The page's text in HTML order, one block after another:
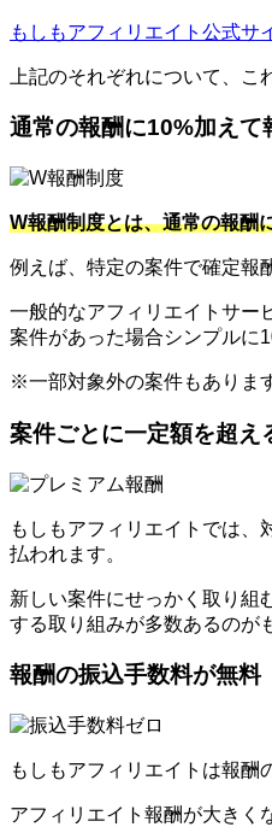
もしもアフィリエイト公式サ
上記のそれぞれについて、こ
通常の報酬に10%加えて
W報酬制度とは、通常の報酬
例えば、特定の案件で確定報
一般的なアフィリエイトサー
案件があった場合シンプルに
※一部対象外の案件もありま
案件ごとに一定額を超え
もしもアフィリエイトでは
払われます。
新しい案件にせっかく取り組
する取り組みが多数あるのが
報酬の振込手数料が無料
もしもアフィリエイトは報酬
アフィリエイト報酬が大きく